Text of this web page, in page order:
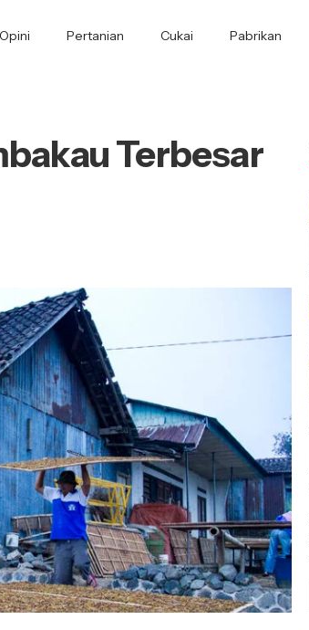
Opini Pertanian Cukai Pabrikan
Terbesar